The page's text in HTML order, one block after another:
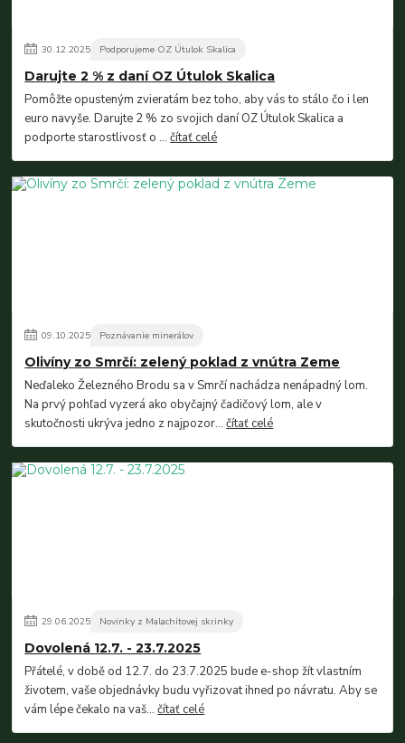
30.12.2025 Podporujeme OZ Útulok Skalica
Darujte 2 % z daní OZ Útulok Skalica
Pomôžte opusteným zvieratám bez toho, aby vás to stálo čo i len
euro navyše. Darujte 2 % zo svojich daní OZ Útulok Skalica a
podporte starostlivosť o ...čítať celé
09.10.2025 Poznávanie minerálov
Olivíny zo Smrčí: zelený poklad z vnútra Zeme
Neďaleko Železného Brodu sa v Smrčí nachádza nenápadný lom.
Na prvý pohľad vyzerá ako obyčajný čadičový lom, ale v
skutočnosti ukrýva jedno z najpozor...čítať celé
29.06.2025 Novinky z Malachitovej skrinky
Dovolená 12.7. - 23.7.2025
Přátelé, v době od 12.7. do 23.7.2025 bude e-shop žít vlastním
životem, vaše objednávky budu vyřizovat ihned po návratu. Aby se
vám lépe čekalo na vaš...čítať celé